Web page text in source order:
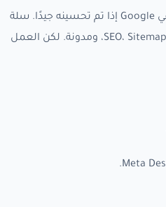
نعم، يمكن لمتجر سلة أن يظهر في Google إذا تم تحسينه جيدًا. سلة
توفر الأساس: صفحات، إعدادات SEO، Sitemap، ومدونة. لكن العمل